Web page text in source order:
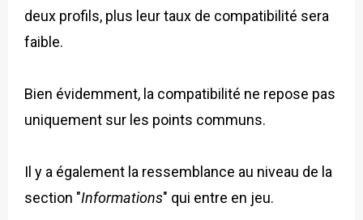
deux profils, plus leur taux de compatibilité sera
faible.
Bien évidemment, la compatibilité ne repose pas
uniquement sur les points communs.
Il y a également la ressemblance au niveau de la
section "Informations" qui entre en jeu.